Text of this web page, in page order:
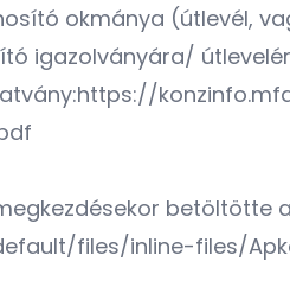
okmánya (útlevél,
igazolványára/
betöltötte
files/inline-files/